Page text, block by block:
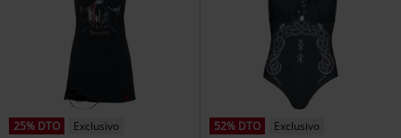
25% DTO
Exclusivo
52% DTO
Exclusivo